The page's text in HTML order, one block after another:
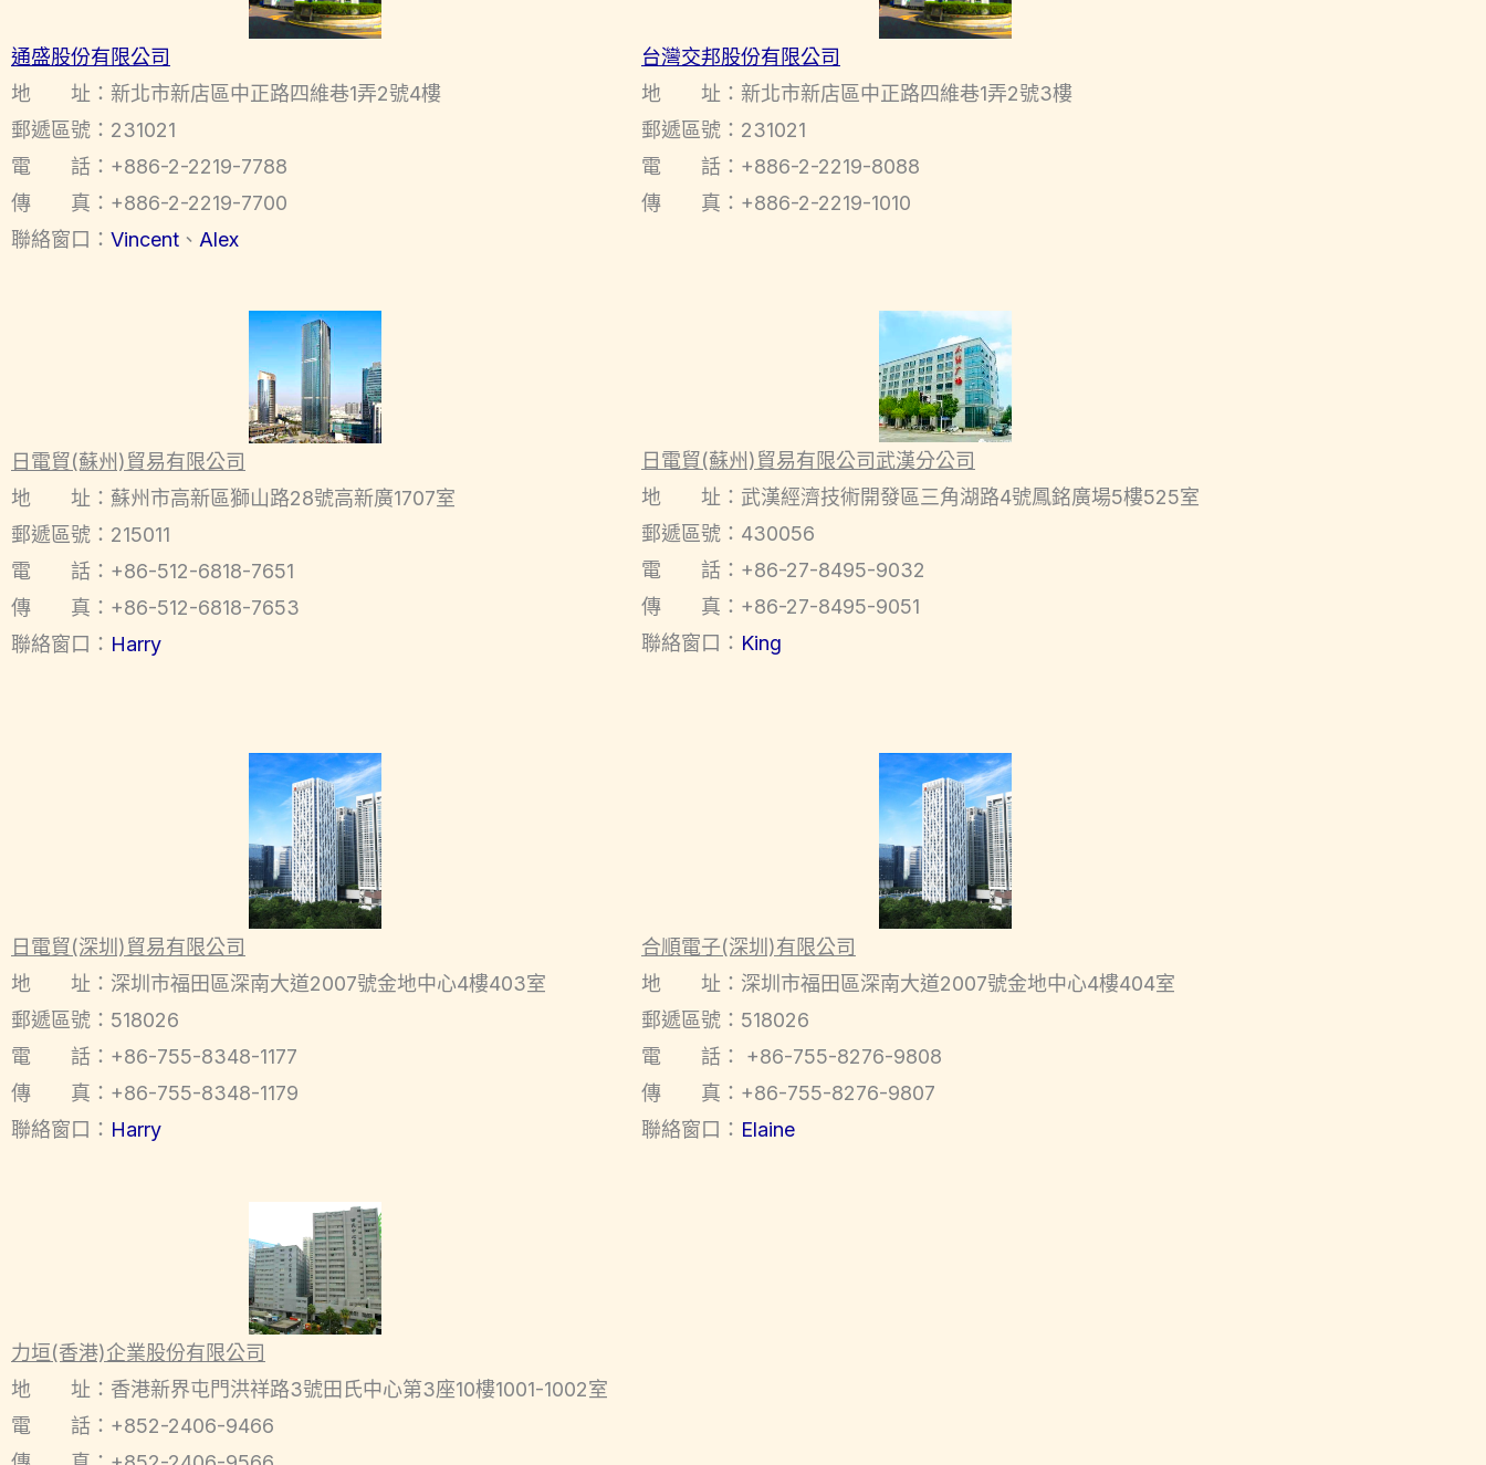
通盛股份有限公司
地 址：新北市新店區中正路四維巷1弄2號4樓
郵遞區號：231021
電 話：+886-2-2219-7788
傳 真：+886-2-2219-7700
聯絡窗口： Vincent 、 Alex
台灣交邦股份有限公司
地 址：新北市新店區中正路四維巷1弄2號3樓
郵遞區號：231021
電 話：+886-2-2219-8088
傳 真：+886-2-2219-1010
日電貿(蘇州)貿易有限公司
地 址：蘇州市高新區獅山路28號高新廣1707室
郵遞區號：215011
電 話：+86-512-6818-7651
傳 真：+86-512-6818-7653
聯絡窗口： Harry
日電貿(蘇州)貿易有限公司武漢分公司
地 址：武漢經濟技術開發區三角湖路4號鳳銘廣場5樓525室
郵遞區號：430056
電 話：+86-27-8495-9032
傳 真：+86-27-8495-9051
聯絡窗口： King
日電貿(深圳)貿易有限公司
地 址：深圳市福田區深南大道2007號金地中心4樓403室
郵遞區號：518026
電 話：+86-755-8348-1177
傳 真：+86-755-8348-1179
聯絡窗口： Harry
合順電子(深圳)有限公司
地 址：深圳市福田區深南大道2007號金地中心4樓404室
郵遞區號：518026
電 話： +86-755-8276-9808
傳 真：+86-755-8276-9807
聯絡窗口： Elaine
力垣(香港)企業股份有限公司
地 址：香港新界屯門洪祥路3號田氏中心第3座10樓1001-1002室
電 話：+852-2406-9466